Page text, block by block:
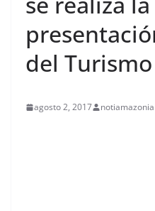
del
agosto 2, 2017 notiamazonia